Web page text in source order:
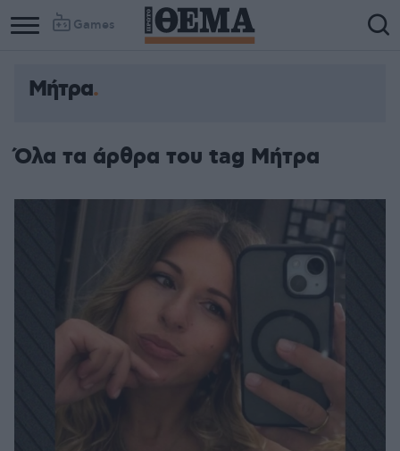
Games
Column
Μήτρα
Όλα τα άρθρα του tag Μήτρα